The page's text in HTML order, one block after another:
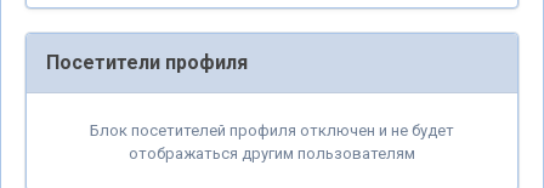
Посетители профиля
Блок посетителей профиля отключен и не будет
отображаться другим пользователям